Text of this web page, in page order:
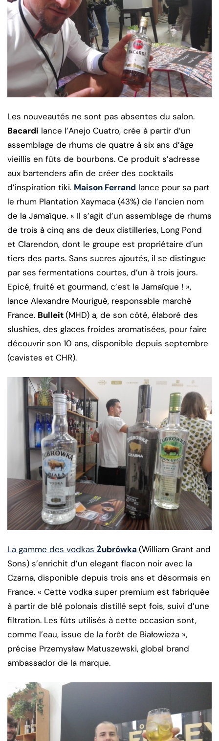
Les nouveautés ne sont pas absentes du salon.
Bacardi lance l’Anejo Cuatro, crée à partir d’un
assemblage de rhums de quatre à six ans d’âge
vieillis en fûts de bourbons. Ce produit s’adresse
aux bartenders afin de créer des cocktails
d’inspiration tiki. Maison Ferrand lance pour sa part
le rhum Plantation Xaymaca (43%) de l’ancien nom
de la Jamaïque. « Il s’agit d’un assemblage de rhums
de trois à cinq ans de deux distilleries, Long Pond
et Clarendon, dont le groupe est propriétaire d’un
tiers des parts. Sans sucres ajoutés, il se distingue
par ses fermentations courtes, d’un à trois jours.
Epicé, fruité et gourmand, c’est la Jamaïque ! »,
lance Alexandre Mourigué, responsable marché
France. Bulleit(MHD) a, de son côté, élaboré des
slushies, des glaces froides aromatisées, pour faire
découvrir son 10 ans, disponible depuis septembre
(cavistes et CHR).
La gamme des vodkas Żubrówka (William Grant and
Sons) s’enrichit d’un elegant flacon noir avec la
Czarna, disponible depuis trois ans et désormais en
France. « Cette vodka super premium est fabriquée
à partir de blé polonais distillé sept fois, suivi d’une
filtration. Les fûts utilisés à cette occasion sont,
comme l’eau, issue de la forêt de Białowieża »,
précise Przemysław Matuszewski, global brand
ambassador de la marque.